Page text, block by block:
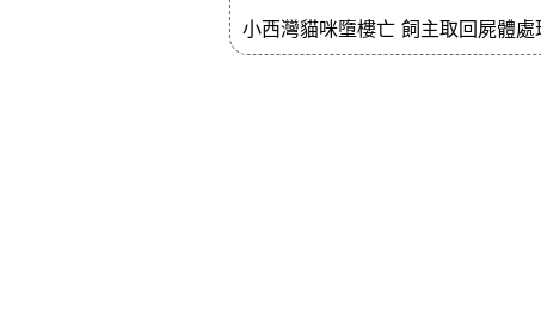
小西灣貓咪墮樓亡 飼主取回屍體處